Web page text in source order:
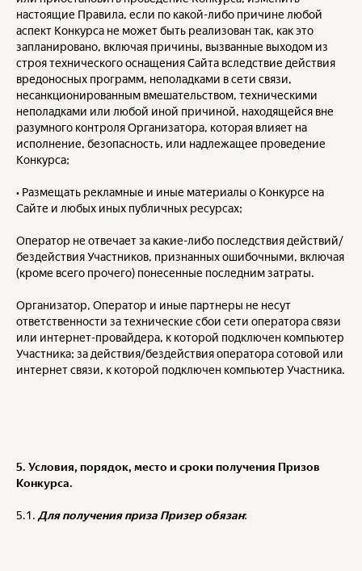
настоящие Правила, если по какой-либо причине любой
аспект Конкурса не может быть реализован так, как это
запланировано, включая причины, вызванные выходом из
строя технического оснащения Сайта вследствие действия
вредоносных программ, неполадками в сети связи,
несанкционированным вмешательством, техническими
неполадками или любой иной причиной, находящейся вне
разумного контроля Организатора, которая влияет на
исполнение, безопасность, или надлежащее проведение
Конкурса;
• Размещать рекламные и иные материалы о Конкурсе на
Сайте и любых иных публичных ресурсах;
Оператор не отвечает за какие-либо последствия действий/
бездействия Участников, признанных ошибочными, включая
(кроме всего прочего) понесенные последним затраты.
Организатор, Оператор и иные партнеры не несут
ответственности за технические сбои сети оператора связи
или интернет-провайдера, к которой подключен компьютер
Участника; за действия/бездействия оператора сотовой или
интернет связи, к которой подключен компьютер Участника.
5. Условия, порядок, место и сроки получения Призов
Конкурса.
5.1. Для получения приза Призер обязан: